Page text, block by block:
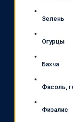
Зелень
Огурцы
Бахча
Фасоль,
Физалис